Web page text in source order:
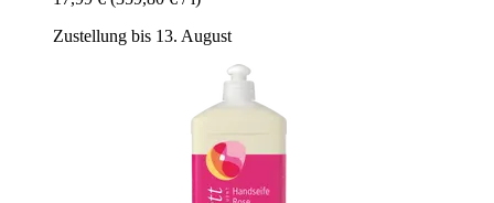
Zustellung bis 13. August